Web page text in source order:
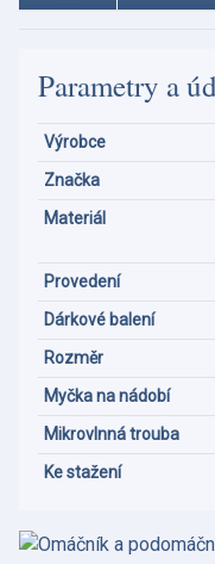
Parametry a
Výrobce
Značka
Materiál
Provedení
Dárkové balení
Rozměr
Myčka na nádobí
Mikrovlnná trouba
Ke stažení